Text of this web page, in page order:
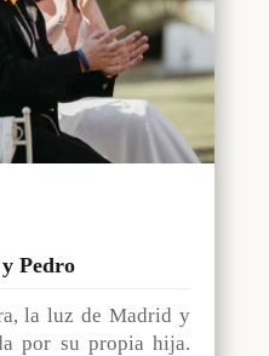
Pedro
la luz de Madrid y
por su propia hija.